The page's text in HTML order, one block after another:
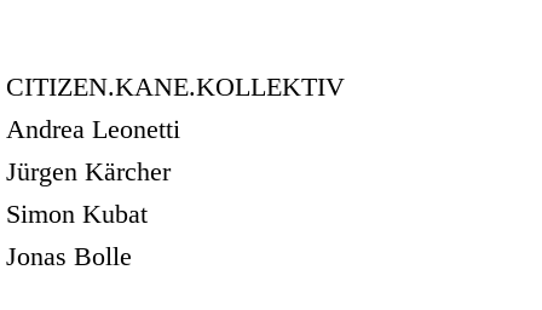
CITIZEN.KANE.KOLLEKTIV
Andrea Leonetti
Jürgen Kärcher
Simon Kubat
Jonas Bolle